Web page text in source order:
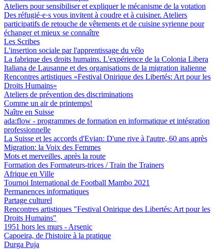
Ateliers pour sensibiliser et expliquer le mécanisme de la votation
Des réfugié·e·s vous invitent à coudre et à cuisiner. Ateliers
participatifs de retouche de vêtements et de cuisine syrienne pour
échanger et mieux se connaître
Les Scribes
L'insertion sociale par l'apprentissage du vélo
La fabrique des droits humains. L'expérience de la Colonia Libera
Italiana de Lausanne et des organisations de la migration italienne
Rencontres artistiques «Festival Onirique des Libertés: Art pour les
Droits Humains»
Ateliers de prévention des discriminations
Comme un air de printemps!
Naître en Suisse
ada:flow - programmes de formation en informatique et intégration
professionnelle
La Suisse et les accords d'Evian: D'une rive à l'autre, 60 ans après
Migration: la Voix des Femmes
Mots et merveilles, après la route
Formation des Formateurs-trices / Train the Trainers
Afrique en Ville
Tournoi International de Football Mambo 2021
Permanences informatiques
Partage culturel
Rencontres artistiques "Festival Onirique des Libertés: Art pour les
Droits Humains"
1951 hors les murs - Arsenic
Capoeira, de l'histoire à la pratique
Durga Puja